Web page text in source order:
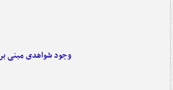
وجود شواهدی مبنی بر